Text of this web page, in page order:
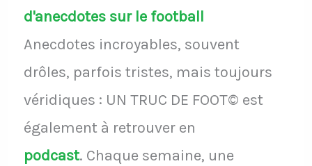
d'anecdotes sur le football
Anecdotes incroyables, souvent
drôles, parfois tristes, mais toujours
véridiques : UN TRUC DE FOOT© est
également à retrouver en
podcast. Chaque semaine, une